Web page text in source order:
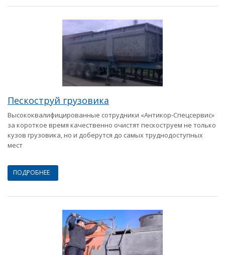
Пескоструй грузовика
Высококвалифицированные сотрудники «Антикор-Спецсервис»
за короткое время качественно очистят пескоструем не только
кузов грузовика, но и доберутся до самых труднодоступных
мест
ПОДРОБНЕЕ